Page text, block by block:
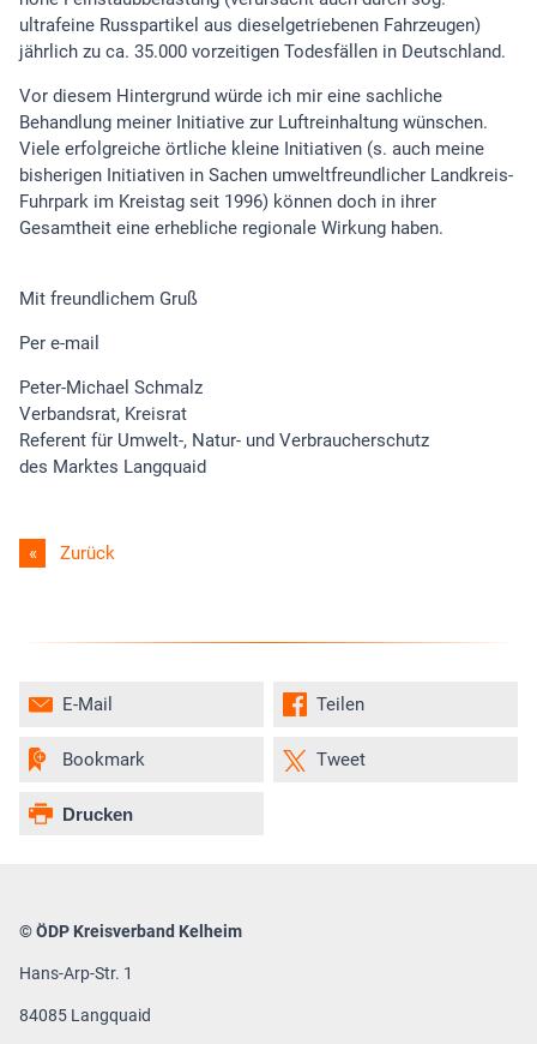
ultrafeine Russpartikel aus dieselgetriebenen Fahrzeugen)
jährlich zu ca. 35.000 vorzeitigen Todesfällen in Deutschland.
Vor diesem Hintergrund würde ich mir eine sachliche
Behandlung meiner Initiative zur Luftreinhaltung wünschen.
Viele erfolgreiche örtliche kleine Initiativen (s. auch meine
bisherigen Initiativen in Sachen umweltfreundlicher Landkreis-
Fuhrpark im Kreistag seit 1996) können doch in ihrer
Gesamtheit eine erhebliche regionale Wirkung haben.
Mit freundlichem Gruß
Per e-mail
Peter-Michael Schmalz
Verbandsrat, Kreisrat
Referent für Umwelt-, Natur- und Verbraucherschutz
des Marktes Langquaid
Zurück
Teilen
Tweet
E-Mail
Bookmark
Drucken
© ÖDP Kreisverband Kelheim
Hans-Arp-Str. 1
84085 Langquaid